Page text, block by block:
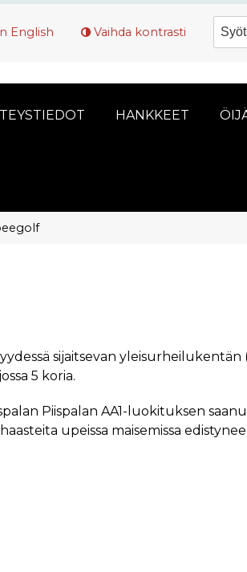
English Vaihda kontrasti
HANKKEET
sijaitsevan
5 koria.
Piispalan AA1-luokituksen
upeissa maisemissa